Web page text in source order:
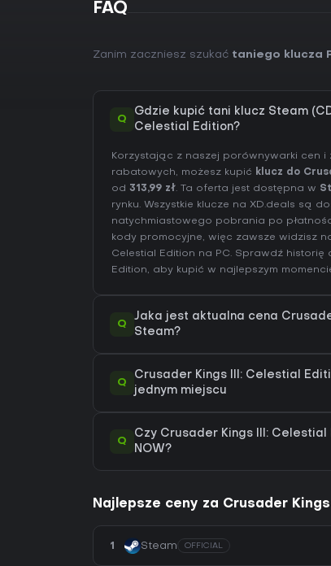
FAQ
Zanim zaczniesz szukać taniego klucza
Q
Gdzie kupić tani klucz Steam
Celestial Edition?
Korzystając z naszej porównywarki cen
rabatowych, możesz kupić klucz do
od 313,99 zł. Ta oferta jest dostępna w
rynku. Wszystkie klucze na XD.deals są
natychmiastowego pobrania po
kody promocyjne, więc zawsze widzisz
Celestial Edition na PC. Sprawdź historię
Edition, aby kupić w najlepszym
Q
Jaka jest aktualna cena
Steam?
Q
Crusader Kings III: Celestial
jednym miejscu
Q
Czy Crusader Kings III: Celestial
NOW?
Najlepsze ceny za Crusader
1 Steam OFFICIAL